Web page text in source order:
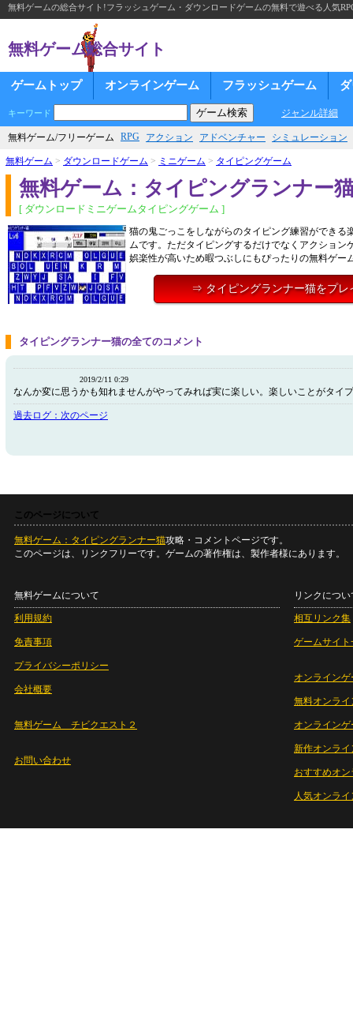
無料ゲームの総合サイト!フラッシュゲーム・ダウンロードゲームの無料で遊べる人気
無料ゲーム総合サイト
ゲームトップ オンラインゲーム フラッシュゲーム
キーワード ジャンル詳細
無料ゲーム/フリーゲーム RPG アクション アドベンチャー シミュレーション
無料ゲーム > ダウンロードゲーム > ミニゲーム > タイピングゲーム
無料ゲーム：タイピングランナー
[ ダウンロードミニゲームタイピングゲーム ]
猫の鬼ごっこをしながらのタイピング練習ができる
ムです。ただタイピングするだけでなくアクション
娯楽性が高いため暇つぶしにもぴったりの無料ゲー
⇒ タイピングランナー猫をプレ
タイピングランナー猫の全てのコメント
2019/2/11 0:29
なんか変に思うかも知れませんがやってみれば実に楽しい。楽しいことがタイ
過去ログ：次のページ
このページについて
無料ゲーム：タイピングランナー猫攻略・コメントページです。
このページは、リンクフリーです。ゲームの著作権は、製作者様にあります。
無料ゲームについて
利用規約
免責事項
プライバシーポリシー
会社概要
無料ゲーム チビクエスト２
お問い合わせ
リンクについ
相互リンク集
ゲームサイト
オンラインゲ
無料オンライ
オンライン
新作オンライ
おすすめオ
人気オンラ